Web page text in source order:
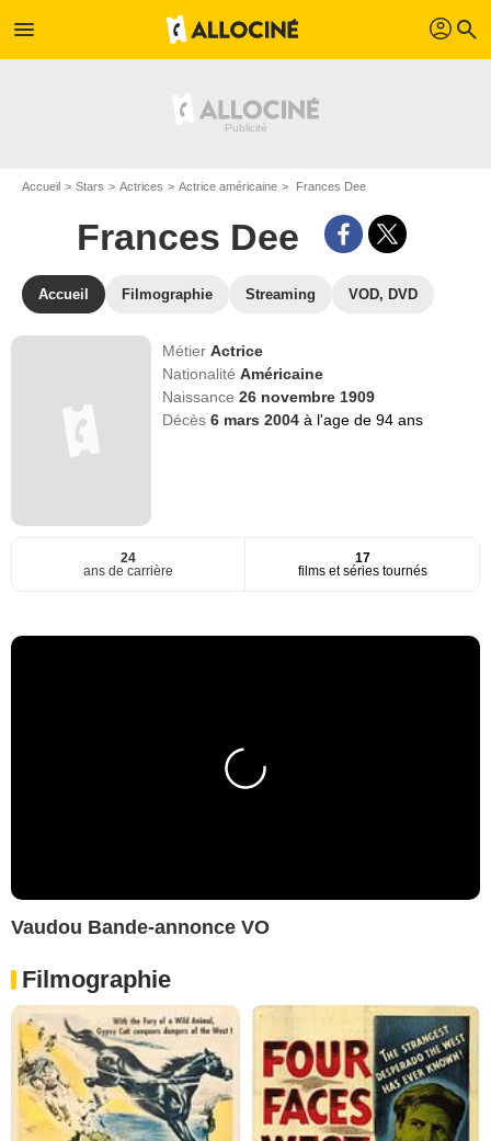
menu profil search
Accueil Stars Actrices Actrice américaine Frances Dee
Frances Dee
Accueil Filmographie Streaming VOD, DVD
MétierActrice
NationalitéAméricaine
Naissance26 novembre 1909
Décès6 mars 2004à l'age de 94 ans
24
ans de carrière
17
films et séries tournés
Vaudou Bande-annonce VO
Filmographie